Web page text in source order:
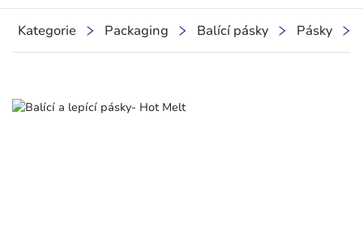
Kategorie Packaging Balící pásky Pásky
Slide 1 of 1